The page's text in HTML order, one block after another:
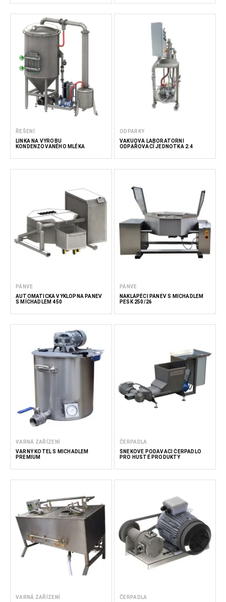
ŘEŠENÍ
LINKA NA VÝROBU
KONDENZOVANÉHO MLÉKA
ODPARKY
VAKUOVÁ LABORATORNÍ
ODPAŘOVACÍ JEDNOTKA 2.4
PÁNVE
AUTOMATICKÁ VÝKLOPNÁ PÁNEV
S MÍCHADLEM 450
PÁNVE
NAKLÁPĚCÍ PÁNEV S MÍCHADLEM
PESK 250/26
VARNÁ ZAŘÍZENÍ
VARNÝ KOTEL S MÍCHADLEM
PREMIUM
ČERPADLA
ŠNEKOVÉ PODÁVACÍ ČERPADLO
PRO HUSTÉ PRODUKTY
VARNÁ ZAŘÍZENÍ
ČERPADLA